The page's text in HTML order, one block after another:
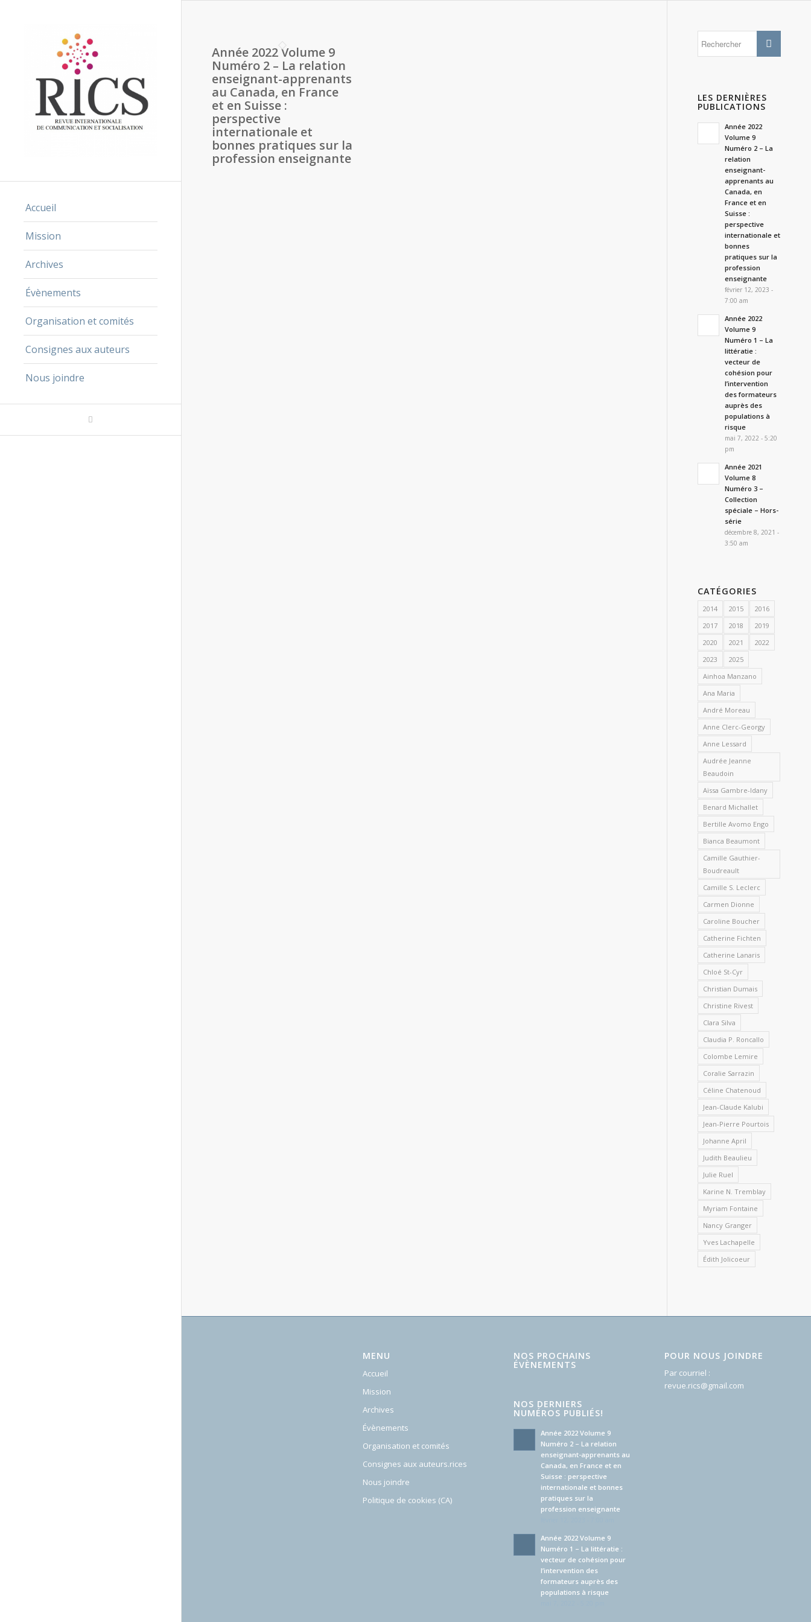
Accueil
Mission
Archives
Évènements
Organisation et comités
Consignes aux auteurs
Nous joindre
Année 2022 Volume 9
Numéro 2 – La relation
enseignant-apprenants
au Canada, en France
et en Suisse :
perspective
internationale et
bonnes pratiques sur la
profession enseignante
LES DERNIÈRES
PUBLICATIONS
Année 2022
Volume 9
Numéro 2 – La
relation
enseignant-
apprenants au
Canada, en
France et en
Suisse :
perspective
internationale et
bonnes
pratiques sur la
profession
enseignante
février 12, 2023 -
7:00 am
Année 2022
Volume 9
Numéro 1 – La
littératie :
vecteur de
cohésion pour
l’intervention
des formateurs
auprès des
populations à
risque
mai 7, 2022 - 5:20
pm
Année 2021
Volume 8
Numéro 3 –
Collection
spéciale – Hors-
série
décembre 8, 2021 -
3:50 am
CATÉGORIES
2014 2015
2016
2017
2018
2019
2020
2021
2022
2023
2025
Ainhoa Manzano
Ana Maria
André Moreau
Anne Clerc-Georgy
Anne Lessard
Audrée Jeanne
Beaudoin
Aïssa Gambre-Idany
Benard Michallet
Bertille Avomo Engo
Bianca Beaumont
Camille Gauthier-
Boudreault
Camille S. Leclerc
Carmen Dionne
Caroline Boucher
Catherine Fichten
Catherine Lanaris
Chloé St-Cyr
Christian Dumais
Christine Rivest
Clara Silva
Claudia P. Roncallo
Colombe Lemire
Coralie Sarrazin
Céline Chatenoud
Jean-Claude Kalubi
Jean-Pierre Pourtois
Johanne April
Judith Beaulieu
Julie Ruel
Karine N. Tremblay
Myriam Fontaine
Nancy Granger
Yves Lachapelle
Édith Jolicoeur
MENU
Accueil
Mission
Archives
Évènements
Organisation et comités
Consignes aux auteurs.rices
Nous joindre
Politique de cookies (CA)
NOS PROCHAINS
ÉVÈNEMENTS
NOS DERNIERS
NUMÉROS PUBLIÉS!
Année 2022 Volume 9
Numéro 2 – La relation
enseignant-apprenants au
Canada, en France et en
Suisse : perspective
internationale et bonnes
pratiques sur la
profession enseignante
Année 2022 Volume 9
Numéro 1 – La littératie :
vecteur de cohésion pour
l’intervention des
formateurs auprès des
populations à risque
POUR NOUS JOINDRE
Par courriel :
revue.rics@gmail.com